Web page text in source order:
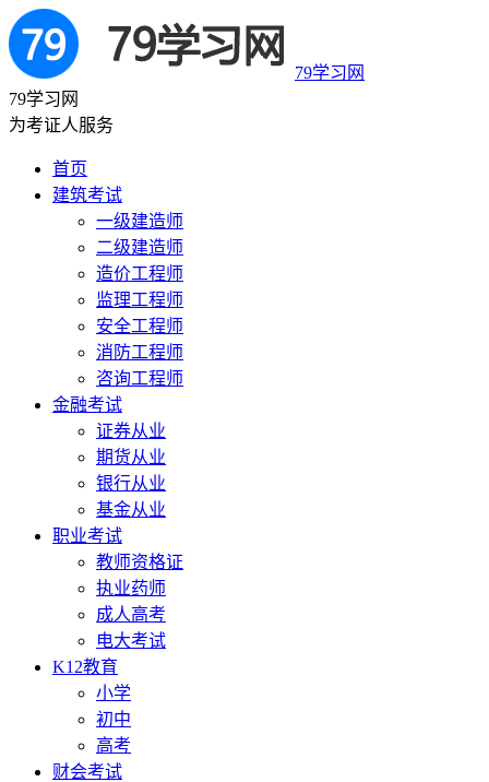
79学习网
79学习网
为考证人服务
首页
建筑考试
一级建造师
二级建造师
造价工程师
监理工程师
安全工程师
消防工程师
咨询工程师
金融考试
证券从业
期货从业
银行从业
基金从业
职业考试
教师资格证
执业药师
成人高考
电大考试
K12教育
小学
初中
高考
财会考试